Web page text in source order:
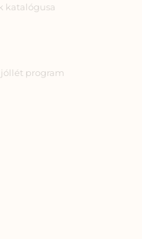
katalógusa
jóllét program